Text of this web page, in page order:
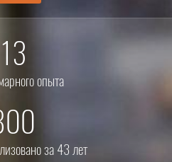
13
опыта
за 43 лет